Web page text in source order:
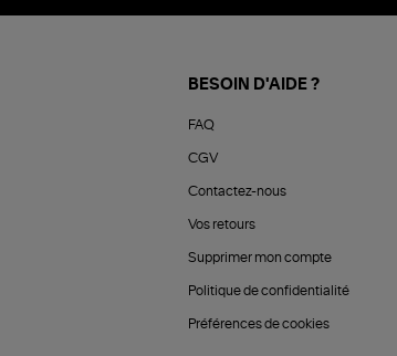
BESOIN D'AIDE ?
FAQ
CGV
Contactez-nous
Vos retours
Supprimer mon compte
Politique de confidentialité
Préférences de cookies